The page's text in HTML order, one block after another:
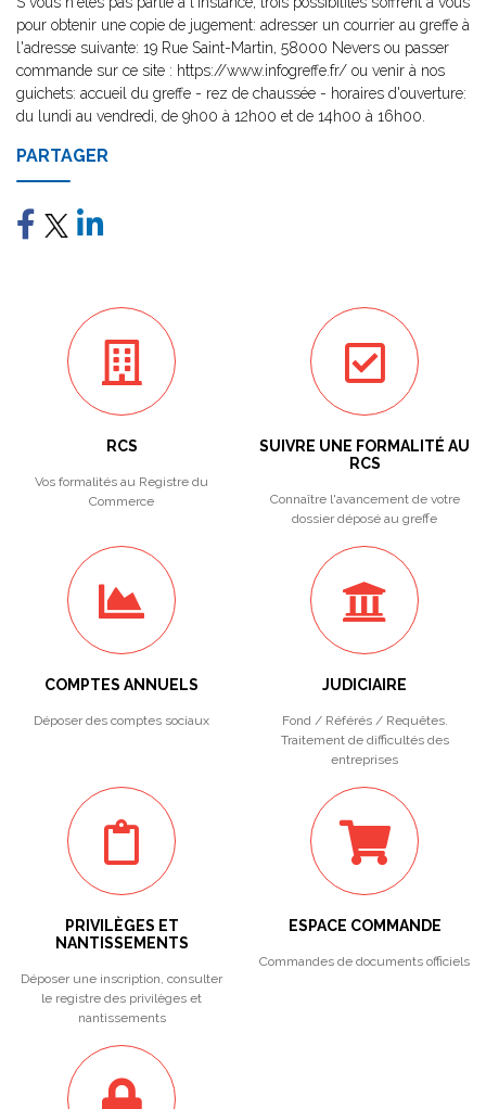
pour obtenir une copie de jugement: adresser un courrier au greffe à
l'adresse suivante: 19 Rue Saint-Martin, 58000 Nevers ou passer
commande sur ce site : https://www.infogreffe.fr/ ou venir à nos
guichets: accueil du greffe - rez de chaussée - horaires d'ouverture:
du lundi au vendredi, de 9h00 à 12h00 et de 14h00 à 16h00.
PARTAGER
RCS
Vos formalités au Registre du
Commerce
SUIVRE UNE FORMALITÉ AU
RCS
Connaître l'avancement de votre
dossier déposé au greffe
COMPTES ANNUELS
Déposer des comptes sociaux
JUDICIAIRE
Fond / Référés / Requêtes.
Traitement de difficultés des
entreprises
PRIVILÈGES ET
NANTISSEMENTS
Déposer une inscription, consulter
le registre des privilèges et
nantissements
ESPACE COMMANDE
Commandes de documents officiels